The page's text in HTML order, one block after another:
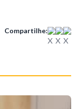
Compartilhe: